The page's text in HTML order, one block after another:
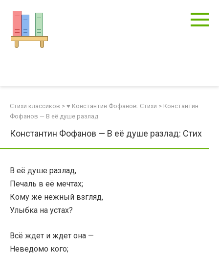
контенту
Стихи классиков > ♥ Константин Фофанов: Стихи > Константин
Фофанов — В её душе разлад
Константин Фофанов — В её душе разлад: Стих
В её душе разлад,
Печаль в её мечтах;
Кому же нежный взгляд,
Улыбка на устах?
Всё ждет и ждет она —
Неведомо кого;